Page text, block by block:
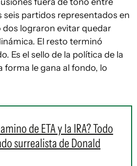
seis partidos representados en
dos lograron evitar quedar
El resto terminó
Es el sello de la política de la
forma le gana al fondo, lo
de ETA y la IRA? Todo
surrealista de Donald